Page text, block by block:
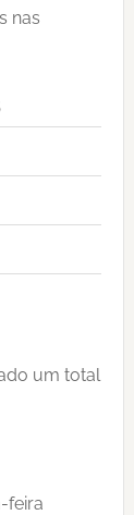
nas
um total
feira